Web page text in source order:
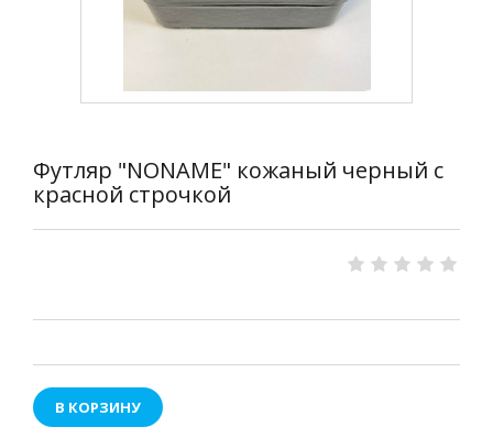
Футляр "NONAME" кожаный черный с
красной строчкой
В КОРЗИНУ